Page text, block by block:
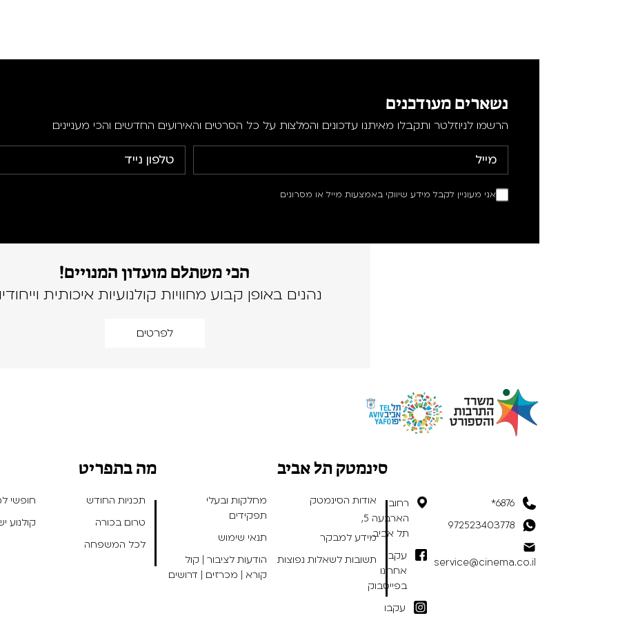
נשארים מעודכנים
הרשמו לניוזלטר ותקבלו מאיתנו עדכונים והמלצות על כל הסרטים והאירועים החדשים והכי מעניינים
אני מעוניין לקבל מידע שיווקי באמצעות מייל או מסרונים
הכי משתלם מועדון המנויים!
נהנים באופן קבוע מחוויות קולנועיות איכותית
לפרטים
6876*
972523403778
service@cinema.co.il
רחוב
הארבעה 5,
תל אביב
עקבו
אחרינו
בפייסבוק
עקבו
סינמטק תל אביב
אודות הסינמטק
מחלקות ובעלי
תפקידים
מידע למבקר
תנאי שימוש
תשובות לשאלות נפוצות
הודעות לציבור | קול
קורא | מכרזים | דרושים
מה בתפריט
תכניות החודש
חופשי
טרום בכורה
קולנוע
לכל המשפחה